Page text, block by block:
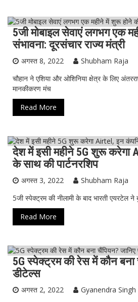
टेक्नोलॉजी विज्ञान-टेक्नॉलॉजी
5जी मोबाइल सेवाएं लगभग एक
संभावना: दूरसंचार राज्य मंत्री
अगस्त 8, 2022
Shubham Raja
चौहान ने एशिया और ओशिनिया क्षेत्र के लिए
मानकीकरण मंच
Read More
टेक्नोलॉजी विज्ञान-टेक्नॉलॉजी
देश में इसी महीने 5G शुरू करेगा
के साथ की पार्टनरशिप
अगस्त 3, 2022
Shubham Raja
5जी स्पेक्ट्रम की नीलामी के बाद भारती एयरटेल ने
Read More
ख़ास ख़बर टेक्नोलॉजी देश
5G स्पेक्ट्रम की रेस में कौन बना
डीटेल्स
अगस्त 2, 2022
Gyanendra Singh